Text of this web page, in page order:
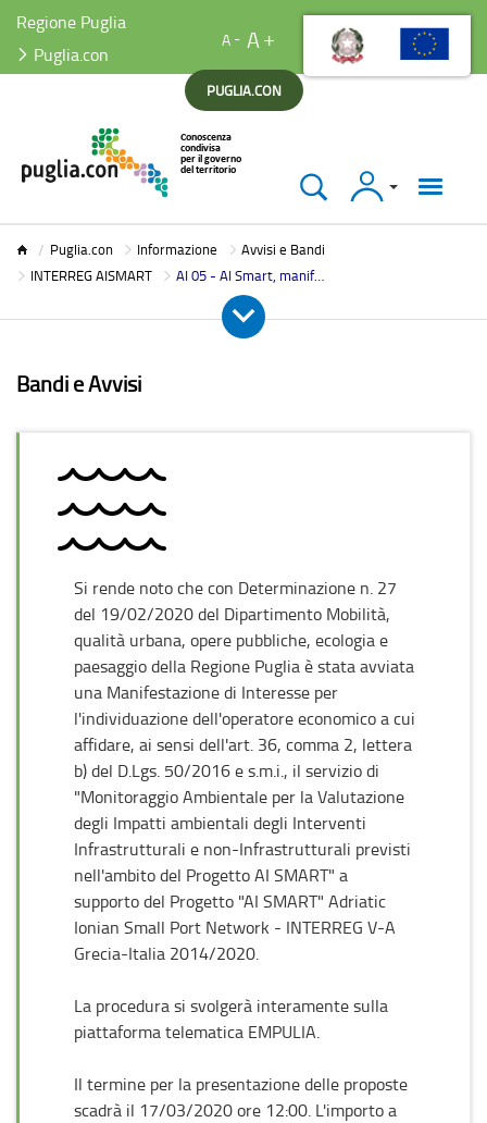
Regione Puglia
Puglia.con
A A
PUGLIA.CON
Accedi
Puglia.con Informazione
Avvisi e Bandi
INTERREG AISMART
AI 05 - AI Smart, manifestazione di interesse per monitoraggio ambientale
Bandi e Avvisi
Si rende noto che con Determinazione n. 27
del 19/02/2020 del Dipartimento Mobilità,
qualità urbana, opere pubbliche, ecologia e
paesaggio della Regione Puglia è stata avviata
una Manifestazione di Interesse per
l'individuazione dell'operatore economico a cui
affidare, ai sensi dell'art. 36, comma 2, lettera
b) del D.Lgs. 50/2016 e s.m.i., il servizio di
"Monitoraggio Ambientale per la Valutazione
degli Impatti ambientali degli Interventi
Infrastrutturali e non-Infrastrutturali previsti
nell'ambito del Progetto AI SMART" a
supporto del Progetto "AI SMART" Adriatic
Ionian Small Port Network - INTERREG V-A
Grecia-Italia 2014/2020.
La procedura si svolgerà interamente sulla
piattaforma telematica EMPULIA.
Il termine per la presentazione delle proposte
scadrà il 17/03/2020 ore 12:00. L'importo a